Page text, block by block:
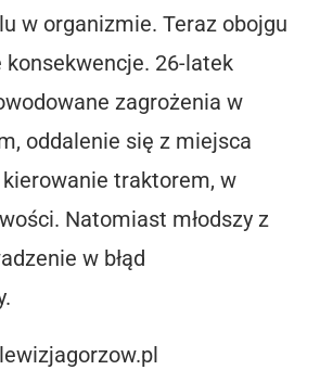
w organizmie. Teraz obojgu
konsekwencje. 26-latek
zagrożenia w
oddalenie się z miejsca
traktorem, w
Natomiast młodszy z
w błąd